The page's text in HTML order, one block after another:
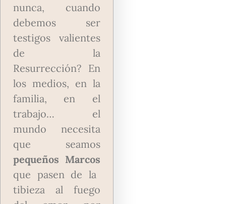
nunca, cuando
debemos ser
testigos valientes
de la
Resurrección? En
los medios, en la
familia, en el
trabajo… el
mundo necesita
que seamos
pequeños Marcos
que pasen de la
tibieza al fuego